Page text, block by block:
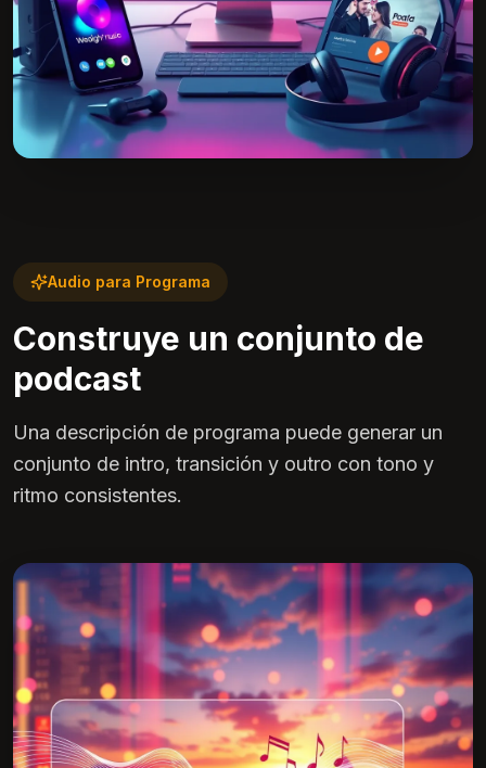
Audio para Programa
Construye un conjunto de
podcast
Una descripción de programa puede generar un
conjunto de intro, transición y outro con tono y
ritmo consistentes.